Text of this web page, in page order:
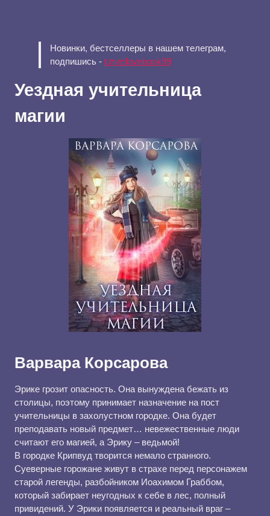
Новинки, бестселлеры в нашем телеграм,
подпишись - t.me/ilovebook99
Уездная учительница
магии
Варвара Корсарова
Эрике грозит опасность. Она вынуждена бежать из
столицы, поэтому принимает назначение на пост
учительницы в захолустном городке. Она будет
преподавать новый предмет… невежественные люди
считают его магией, а Эрику – ведьмой!
В городке Крипвуд творится немало странного.
Суеверные горожане живут в страхе перед персонажем
старой легенды, разбойником Иоахимом Граббом,
который забирает неугодных к себе в лес, полный
привидений. У Эрики появляется и реальный враг –